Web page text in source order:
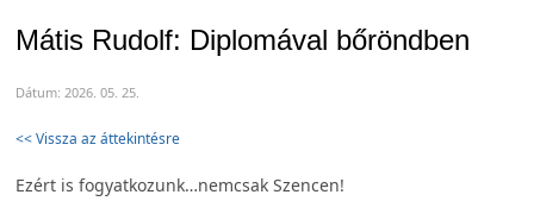
Mátis Rudolf: Diplomával bőröndben
Dátum: 2026. 05. 25.
<< Vissza az áttekintésre
Ezért is fogyatkozunk…nemcsak Szencen!